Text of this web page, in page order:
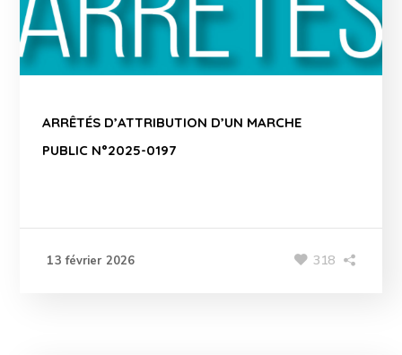
ARRÊTÉS D’ATTRIBUTION D’UN MARCHE
PUBLIC N°2025-0197
13 février 2026 318